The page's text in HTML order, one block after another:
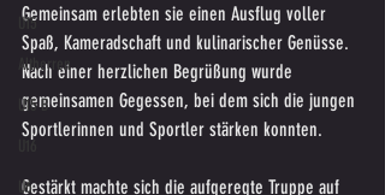
U15
Altherren
U15 B
U16
U6
Gemeinsam erlebten sie einen Ausflug voller
Spaß, Kameradschaft und kulinarischer Genüsse.
Nach einer herzlichen Begrüßung wurde
gemeinsamen Gegessen, bei dem sich die jungen
Sportlerinnen und Sportler stärken konnten.
Gestärkt machte sich die aufgeregte Truppe auf